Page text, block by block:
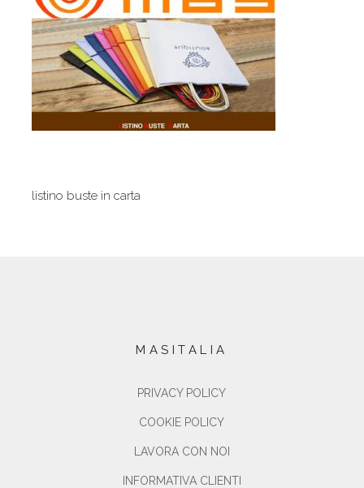
listino buste in carta
MASITALIA
PRIVACY POLICY
COOKIE POLICY
LAVORA CON NOI
INFORMATIVA CLIENTI